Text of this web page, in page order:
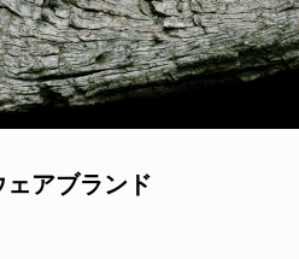
アブランド